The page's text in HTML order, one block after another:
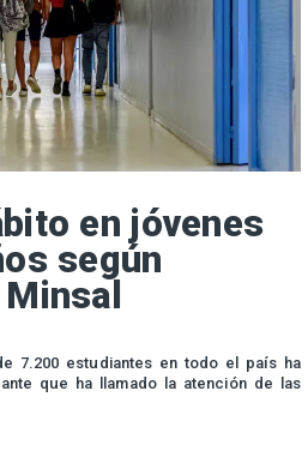
en jóvenes
según
7.200 estudiantes en todo el país ha
que ha llamado la atención de las